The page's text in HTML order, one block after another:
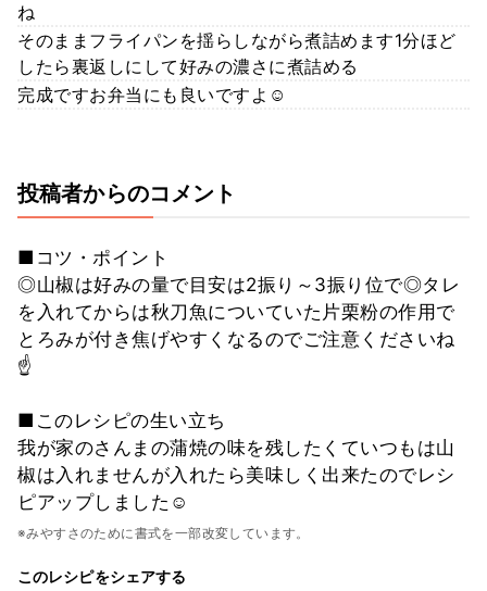
ね
そのままフライパンを揺らしながら煮詰めます1分ほど
したら裏返しにして好みの濃さに煮詰める
完成ですお弁当にも良いですよ☺
投稿者からのコメント
■コツ・ポイント
◎山椒は好みの量で目安は2振り～3振り位で◎タレ
を入れてからは秋刀魚についていた片栗粉の作用で
とろみが付き焦げやすくなるのでご注意くださいね
☝
■このレシピの生い立ち
我が家のさんまの蒲焼の味を残したくていつもは山
椒は入れませんが入れたら美味しく出来たのでレシ
ピアップしました☺
※みやすさのために書式を一部改変しています。
このレシピをシェアする